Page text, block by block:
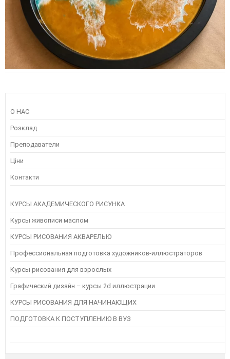
О НАС
Розклад
Преподаватели
Ціни
Контакти
КУРСЫ АКАДЕМИЧЕСКОГО РИСУНКА
Курсы живописи маслом
КУРСЫ РИСОВАНИЯ АКВАРЕЛЬЮ
Профессиональная подготовка художников-иллюстраторов
Курсы рисования для взрослых
Графический дизайн – курсы 2d иллюстрации
КУРСЫ РИСОВАНИЯ ДЛЯ НАЧИНАЮЩИХ
ПОДГОТОВКА К ПОСТУПЛЕНИЮ В ВУЗ